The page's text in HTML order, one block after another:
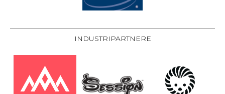
INDUSTRIPARTNERE